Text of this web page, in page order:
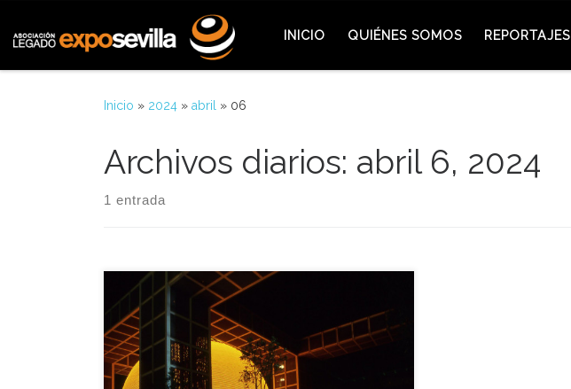
INICIO QUIÉNES SOMOS REPORTAJES
Inicio » 2024 » abril » 06
Archivos diarios: abril 6, 2024
1 entrada
Uno de los alicientes de la Exposición Universal de
Sevilla fue el apartado cinematográfico y uno de
sus cines estrella fue el Cine Espacial Omnimax,
muchos de aquellos cines de la Muestra Universal
se trataban de cines en formatos imax, cines con